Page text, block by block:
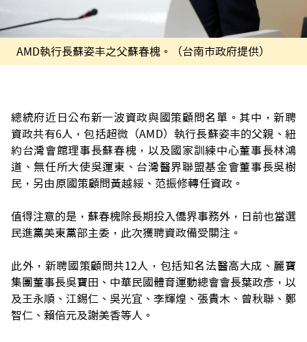
AMD執行長蘇姿丰之父蘇春槐。（台南市政府提供）
總統府近日公布新一波資政與國策顧問名單。其中，新聘
資政共有6人，包括超微（AMD）執行長蘇姿丰的父親、紐
約台灣會館理事長蘇春槐，以及國家訓練中心董事長林鴻
道、無任所大使吳運東、台灣醫界聯盟基金會董事長吳樹
民，另由原國策顧問黃越綏、范振修轉任資政。
值得注意的是，蘇春槐除長期投入僑界事務外，日前也當選
民進黨美東黨部主委，此次獲聘資政備受關注。
此外，新聘國策顧問共12人，包括知名法醫高大成、麗寶
集團董事長吳寶田、中華民國體育運動總會會長葉政彥，以
及王永順、江錫仁、吳光宜、李輝煌、張貴木、曾秋聯、鄭
智仁、賴倍元及謝美香等人。